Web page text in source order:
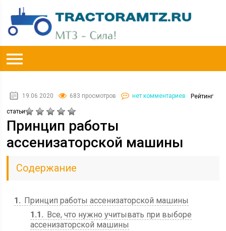
19.06.2020 683 просмотров нет комментариев Рейтинг
статьи
Принцип работы
ассенизаторской машины
Содержание
1
Принцип работы ассенизаторской машины
1.1
Все, что нужно учитывать при выборе
ассенизаторской машины